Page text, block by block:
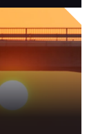
mobilność: jak